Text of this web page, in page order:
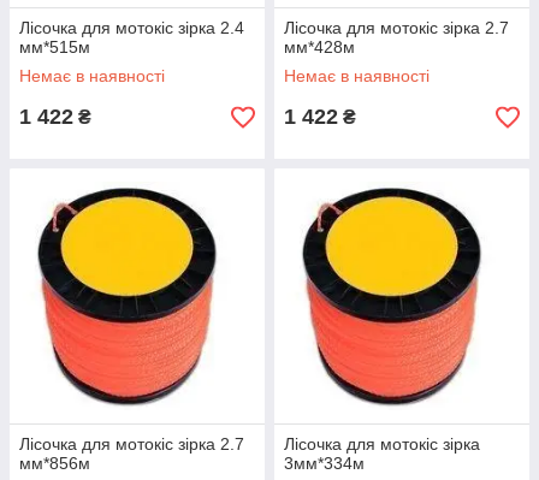
Лісочка для мотокіс зірка 2.4
мм*515м
Немає в наявності
1 422 ₴
Лісочка для мотокіс зірка 2.7
мм*428м
Немає в наявності
1 422 ₴
Лісочка для мотокіс зірка 2.7
мм*856м
Лісочка для мотокіс зірка
3мм*334м